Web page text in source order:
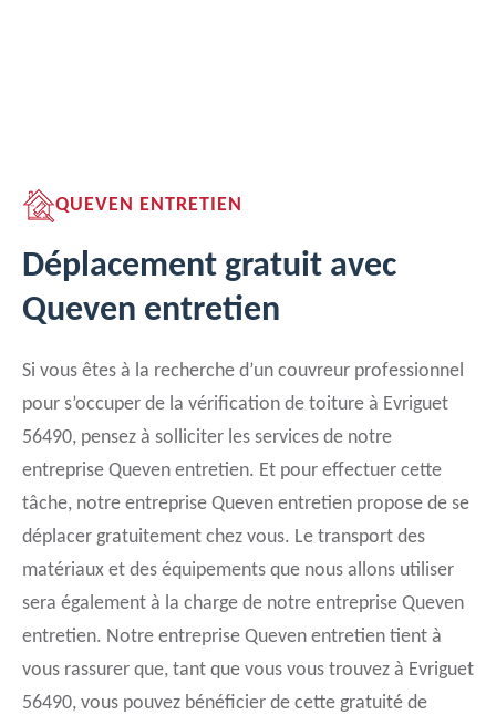
QUEVEN ENTRETIEN
Déplacement gratuit avec
Queven entretien
Si vous êtes à la recherche d’un couvreur professionnel
pour s’occuper de la vérification de toiture à Evriguet
56490, pensez à solliciter les services de notre
entreprise Queven entretien. Et pour effectuer cette
tâche, notre entreprise Queven entretien propose de se
déplacer gratuitement chez vous. Le transport des
matériaux et des équipements que nous allons utiliser
sera également à la charge de notre entreprise Queven
entretien. Notre entreprise Queven entretien tient à
vous rassurer que, tant que vous vous trouvez à Evriguet
56490, vous pouvez bénéficier de cette gratuité de